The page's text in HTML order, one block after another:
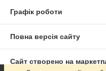
Графік роботи
Повна версія сайту
Сайт створено на